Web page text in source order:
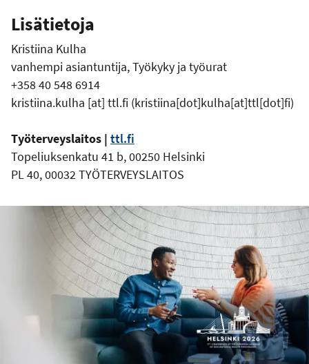
Lisätietoja
Kristiina Kulha
vanhempi asiantuntija, Työkyky ja työurat
+358 40 548 6914
kristiina.kulha [at] ttl.fi (kristiina[dot]kulha[at]ttl[dot]fi)
Työterveyslaitos | ttl.fi
Topeliuksenkatu 41 b, 00250 Helsinki
PL 40, 00032 TYÖTERVEYSLAITOS